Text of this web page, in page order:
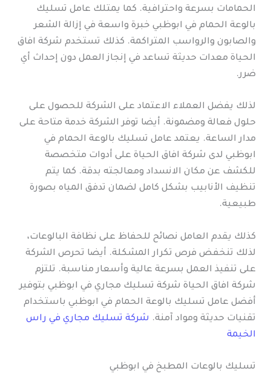
الحمامات بسرعة واحترافية. كما يمتلك عامل تسليك
بالوعة الحمام في ابوظبي خبرة واسعة في إزالة الشعر
والصابون والرواسب المتراكمة. كذلك تستخدم شركة افاق
الحياة معدات حديثة تساعد في إنجاز العمل دون إحداث أي
ضرر.
لذلك يفضل العملاء الاعتماد على الشركة للحصول على
حلول فعالة ومضمونة. أيضا توفر الشركة خدمة متاحة على
مدار الساعة. يعتمد عامل تسليك بالوعة الحمام في
ابوظبي لدى شركة افاق الحياة على أدوات متخصصة
للكشف عن مكان الانسداد ومعالجته بدقة. كما يتم
تنظيف الأنابيب بشكل كامل لضمان تدفق المياه بصورة
طبيعية.
كذلك يقدم العامل نصائح للحفاظ على نظافة البالوعات،
لذلك تنخفض فرص تكرار المشكلة. أيضا تحرص الشركة
على تنفيذ العمل بسرعة عالية وأسعار مناسبة. تلتزم
شركة افاق الحياة شركة تسليك مجاري في ابوظبي بتوفير
أفضل عامل تسليك بالوعة الحمام في ابوظبي باستخدام
تقنيات حديثة ومواد آمنة. شركة تسليك مجاري في راس
الخيمة
تسليك بالوعات المطبخ في ابوظبي